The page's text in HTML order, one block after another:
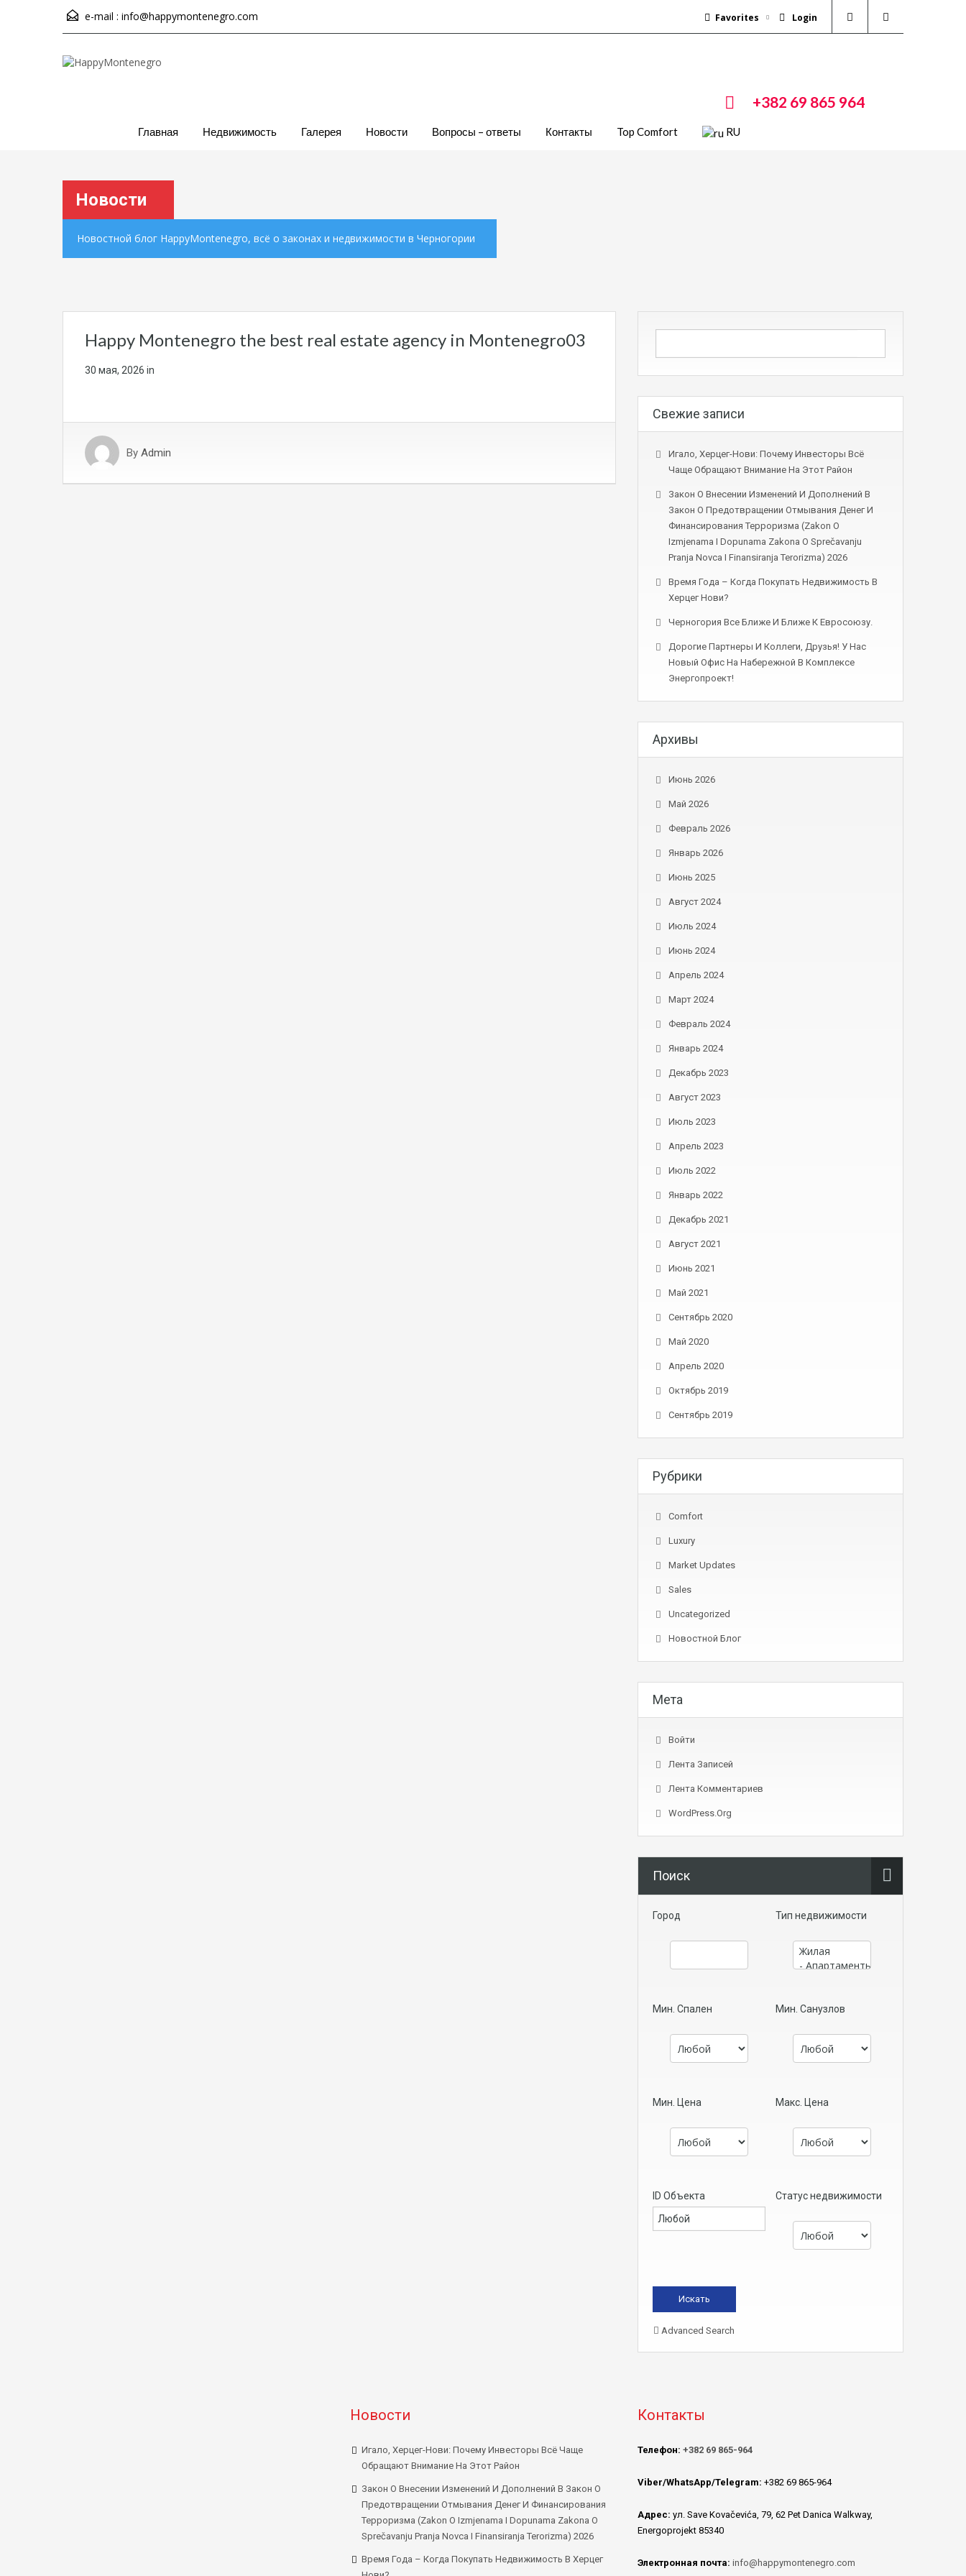
e-mail : info@happymontenegro.com Favorites Login
+382 69 865 964
Главная Недвижимость Галерея Новости Вопросы – ответы Контакты Top Comfort RU
Новости
Новостной блог HappyMontenegro, всё о законах и недвижимости в Черногории
Happy Montenegro the best real estate agency in Montenegro03
30 мая, 2026 in
By Admin
Свежие записи
Игало, Херцег-Нови: Почему Инвесторы Всё
Чаще Обращают Внимание На Этот Район
Закон О Внесении Изменений И Дополнений В
Закон О Предотвращении Отмывания Денег И
Финансирования Терроризма (Zakon O
Izmjenama I Dopunama Zakona O Sprečavanju
Pranja Novca I Finansiranja Terorizma) 2026
Время Года – Когда Покупать Недвижимость В
Херцег Нови?
Черногория Все Ближе И Ближе К Евросоюзу.
Дорогие Партнеры И Коллеги, Друзья! У Нас
Новый Офис На Набережной В Комплексе
Энергопроект!
Архивы
Июнь 2026
Май 2026
Февраль 2026
Январь 2026
Июнь 2025
Август 2024
Июль 2024
Июнь 2024
Апрель 2024
Март 2024
Февраль 2024
Январь 2024
Декабрь 2023
Август 2023
Июль 2023
Апрель 2023
Июль 2022
Январь 2022
Декабрь 2021
Август 2021
Июнь 2021
Май 2021
Сентябрь 2020
Май 2020
Апрель 2020
Октябрь 2019
Сентябрь 2019
Рубрики
Comfort
Luxury
Market Updates
Sales
Uncategorized
Новостной Блог
Мета
Войти
Лента Записей
Лента Комментариев
WordPress.org
Поиск
Город Тип недвижимости
Мин. Спален Мин. Санузлов
Мин. Цена Макс. Цена
ID Объекта Статус недвижимости
Advanced Search
Новости
Игало, Херцег-Нови: Почему Инвесторы Всё Чаще
Обращают Внимание На Этот Район
Закон О Внесении Изменений И Дополнений В Закон О
Предотвращении Отмывания Денег И Финансирования
Терроризма (Zakon O Izmjenama I Dopunama Zakona O
Sprečavanju Pranja Novca I Finansiranja Terorizma) 2026
Время Года – Когда Покупать Недвижимость В Херцег
Контакты
Телефон: +382 69 865-964
Viber/WhatsApp/Telegram: +382 69 865-964
Адрес: ул. Save Kovačevića, 79, 62 Pet Danica Walkway,
Energoprojekt 85340
Электронная почта: info@happymontenegro.com